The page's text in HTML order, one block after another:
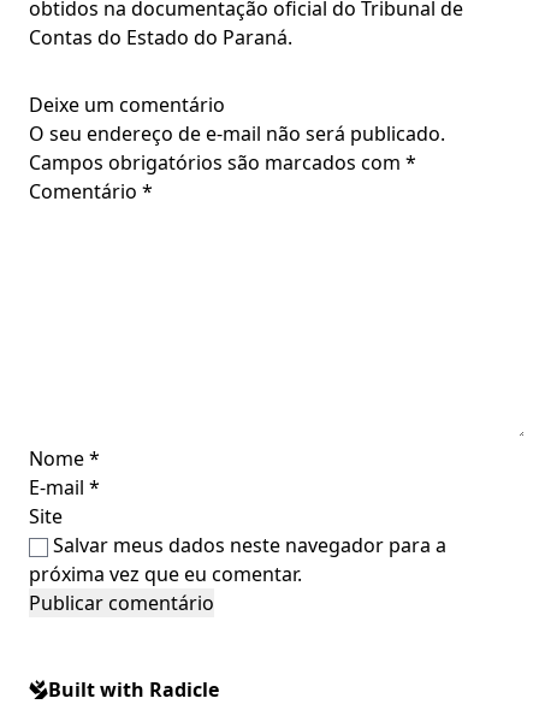
obtidos na documentação oficial do Tribunal de
Contas do Estado do Paraná.
Deixe um comentário
O seu endereço de e-mail não será publicado.
Campos obrigatórios são marcados com *
Comentário *
Nome*
E-mail *
Site
Salvar meus dados neste navegador para a
próxima vez que eu comentar.
Built with Radicle